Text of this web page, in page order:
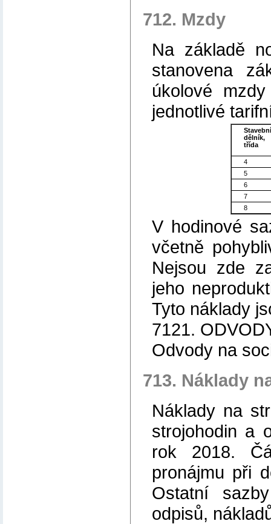
712. Mzdy
Na základě
stanovena
úkolové
jednotlivé
Stavební
dělník,
třída
4
5
6
7
8
V hodinové
včetně
Nejsou zde
jeho
Tyto náklady
7121.
Odvody na
713. Náklady
Náklady na
strojohodin a
rok 2018.
pronájmu při
Ostatní
odpisů,